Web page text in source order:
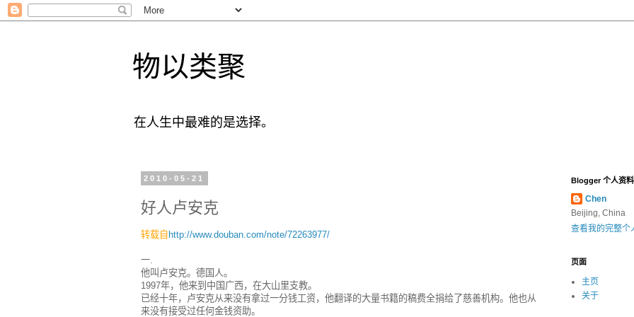
物以类聚
在人生中最难的是选择。
2010-05-21
好人卢安克
转载自http://www.douban.com/note/72263977/
一.
他叫卢安克。德国人。
1997年，他来到中国广西，在大山里支教。
已经十年，卢安克从来没有拿过一分钱工资，他翻译的大量书籍的稿费全捐给了慈善机构。他也从
来没有接受过任何金钱资助。
Blogger 个人资料
Chen
Beijing, China
查看我的完整个
页面
主页
关于